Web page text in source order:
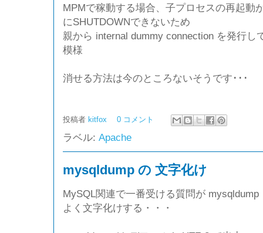
MPMで稼動する場合、子プロセスの再起動
にSHUTDOWNできないため
親から internal dummy connection を発行し
模様
消せる方法は今のところないそうです･･･
投稿者 kitfox 0 コメント
ラベル: Apache
mysqldump の 文字化け
MySQL関連で一番受ける質問が mysqldump
よく文字化けする・・・